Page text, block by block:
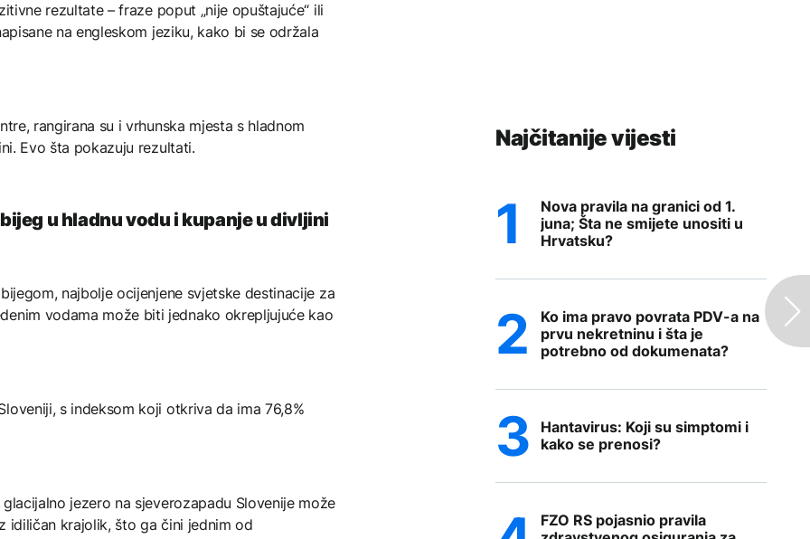
rezultate – fraze poput „nije opuštajuće“ ili
na engleskom jeziku, kako bi se održala
rangirana su i vrhunska mjesta s hladnom
Evo šta pokazuju rezultati.
u hladnu vodu i kupanje u divljini
najbolje ocijenjene svjetske destinacije za
vodama može biti jednako okrepljujuće kao
s indeksom koji otkriva da ima 76,8%
jezero na sjeverozapadu Slovenije može
idiličan krajolik, što ga čini jednim od
Najčitanije vijesti
Nova pravila na granici od 1.
juna; Šta ne smijete unositi u
Hrvatsku?
Ko ima pravo povrata PDV-a na
prvu nekretninu i šta je
potrebno od dokumenata?
Hantavirus: Koji su simptomi i
kako se prenosi?
FZO RS pojasnio pravila